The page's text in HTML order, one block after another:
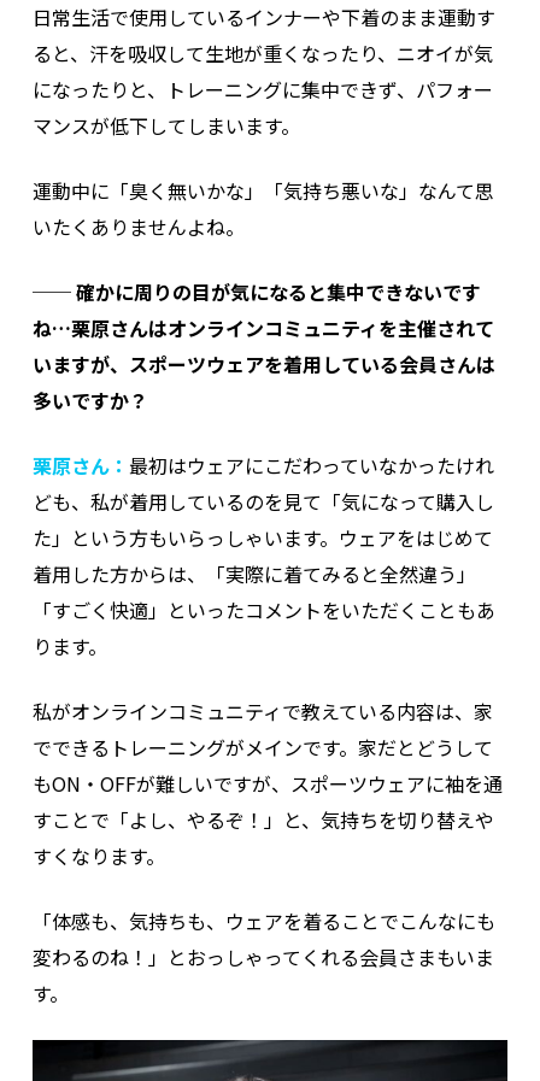
日常生活で使用しているインナーや下着のまま運動す
ると、汗を吸収して生地が重くなったり、ニオイが気
になったりと、トレーニングに集中できず、パフォー
マンスが低下してしまいます。
運動中に「臭く無いかな」「気持ち悪いな」なんて思
いたくありませんよね。
── 確かに周りの目が気になると集中できないです
ね…栗原さんはオンラインコミュニティを主催されて
いますが、スポーツウェアを着用している会員さんは
多いですか？
栗原さん： 最初はウェアにこだわっていなかったけれ
ども、私が着用しているのを見て「気になって購入し
た」という方もいらっしゃいます。ウェアをはじめて
着用した方からは、「実際に着てみると全然違う」
「すごく快適」といったコメントをいただくこともあ
ります。
私がオンラインコミュニティで教えている内容は、家
でできるトレーニングがメインです。家だとどうして
もON・OFFが難しいですが、スポーツウェアに袖を通
すことで「よし、やるぞ！」と、気持ちを切り替えや
すくなります。
「体感も、気持ちも、ウェアを着ることでこんなにも
変わるのね！」とおっしゃってくれる会員さまもいま
す。